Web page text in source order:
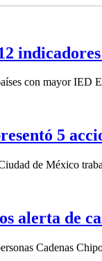
con mayor IED
5
de México
alerta de
Cadenas